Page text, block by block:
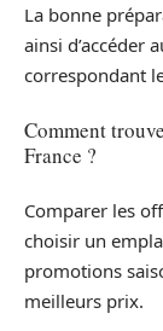
La bonne
ainsi d’accéder
correspondant
Comment
France ?
Comparer les
choisir un
promotions
meilleurs prix.